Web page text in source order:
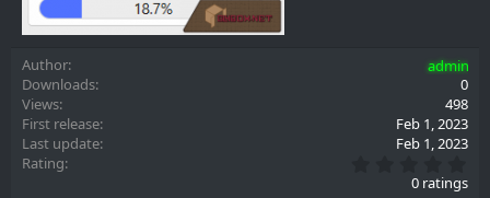
Author
admin
Downloads
0
Views
498
First release
Feb 1, 2023
Last update
Feb 1, 2023
Rating
.
0 ratings